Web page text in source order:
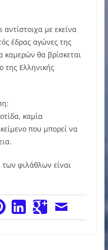
με εκείνα
έδρας αγώνες της
καμερών θα βρίσκεται
της Ελληνικής
καμία
που μπορεί να
φιλάθλων είναι